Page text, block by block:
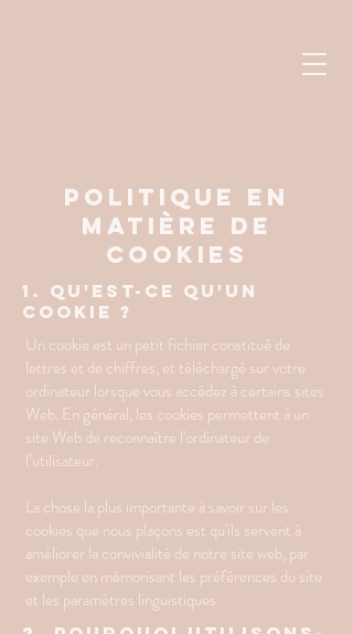
Politique en
matière de
cookies
1. Qu'est-ce qu'un
cookie ?
Un cookie est un petit fichier constitué de
lettres et de chiffres, et téléchargé sur votre
ordinateur lorsque vous accédez à certains sites
Web. En général, les cookies permettent à un
site Web de reconnaître l'ordinateur de
l’utilisateur.
La chose la plus importante à savoir sur les
cookies que nous plaçons est qu'ils servent à
améliorer la convivialité de notre site web, par
exemple en mémorisant les préférences du site
et les paramètres linguistiques.